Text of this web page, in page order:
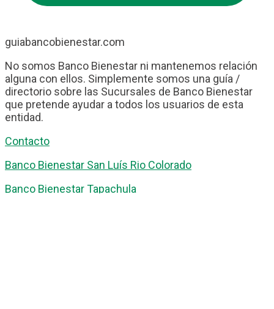
guiabancobienestar.com
No somos Banco Bienestar ni mantenemos relación
alguna con ellos. Simplemente somos una guía /
directorio sobre las Sucursales de Banco Bienestar
que pretende ayudar a todos los usuarios de esta
entidad.
Contacto
Banco Bienestar San Luís Rio Colorado
Banco Bienestar Tapachula